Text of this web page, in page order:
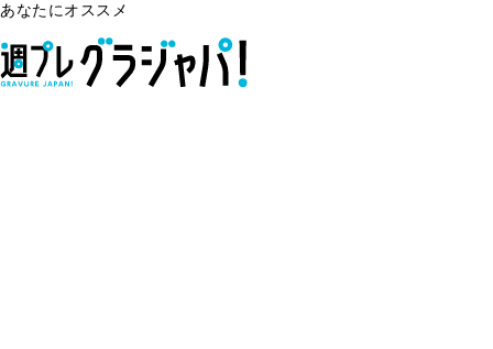
あなたにオススメ